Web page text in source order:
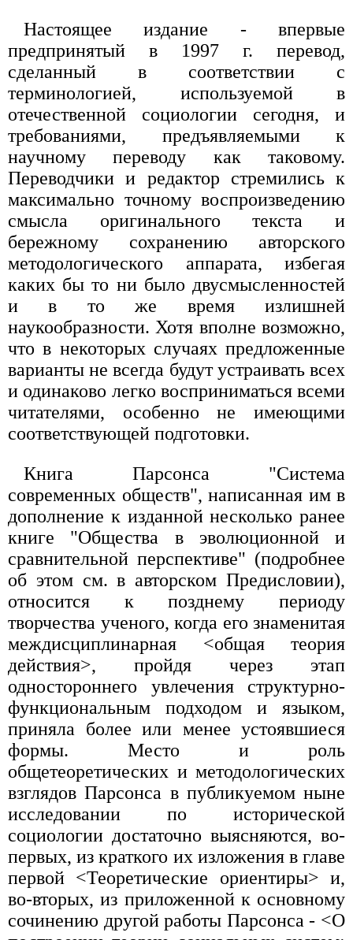
Настоящее издание - впервые
предпринятый в 1997 г. перевод,
сделанный в соответствии с
терминологией, используемой в
отечественной социологии сегодня, и
требованиями, предъявляемыми к
научному переводу как таковому.
Переводчики и редактор стремились к
максимально точному воспроизведению
смысла оригинального текста и
бережному сохранению авторского
методологического аппарата, избегая
каких бы то ни было двусмысленностей
и в то же время излишней
наукообразности. Хотя вполне возможно,
что в некоторых случаях предложенные
варианты не всегда будут устраивать всех
и одинаково легко восприниматься всеми
читателями, особенно не имеющими
соответствующей подготовки.
Книга Парсонса "Система
современных обществ", написанная им в
дополнение к изданной несколько ранее
книге "Общества в эволюционной и
сравнительной перспективе" (подробнее
об этом см. в авторском Предисловии),
относится к позднему периоду
творчества ученого, когда его знаменитая
междисциплинарная <общая теория
действия>, пройдя через этап
одностороннего увлечения структурно-
функциональным подходом и языком,
приняла более или менее устоявшиеся
формы. Место и роль
общетеоретических и методологических
взглядов Парсонса в публикуемом ныне
исследовании по исторической
социологии достаточно выясняются, во-
первых, из краткого их изложения в главе
первой <Теоретические ориентиры> и,
во-вторых, из приложенной к основному
сочинению другой работы Парсонса - <О